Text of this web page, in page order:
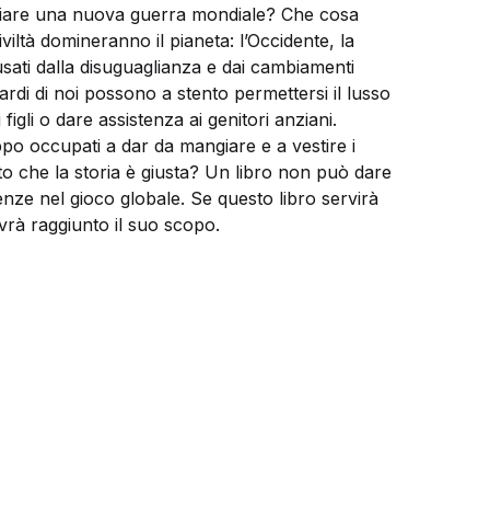
una nuova guerra mondiale? Che cosa
domineranno il pianeta: l’Occidente, la
dalla disuguaglianza e dai cambiamenti
di noi possono a stento permettersi il lusso
o dare assistenza ai genitori anziani.
occupati a dar da mangiare e a vestire i
che la storia è giusta? Un libro non può dare
nel gioco globale. Se questo libro servirà
raggiunto il suo scopo.